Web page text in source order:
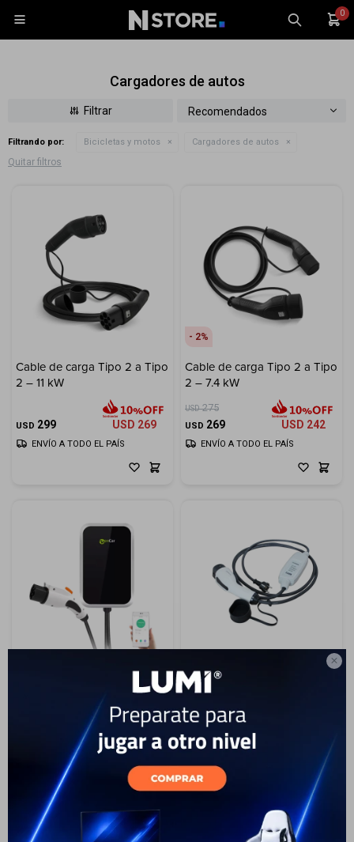

0

Cargadores de autos
Recomendados
Filtrando por: Bicicletas y motos Cargadores de autos
Quitar filtros
Cable de carga Tipo 2 a Tipo
2 – 11 kW
USD 299 USD 269
ENVÍO A TODO EL PAÍS
2
Cable de carga Tipo 2 a Tipo
2 – 7.4 kW
USD 275
USD 269 USD 242
ENVÍO A TODO EL PAÍS
eléctrico - Zencar WA-16-3P -
USD764
ENVÍO A TODO EL PAÍS
Cargador portátil Schuko -
DUOSIDA V2-PSE-10-ES -
Tipo 2 - 2.3 kW
USD 359
TV y Audio
Electrodomésticos
F&Q
Monitores